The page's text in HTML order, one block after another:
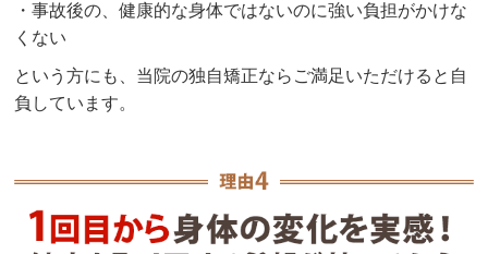
・事故後の、健康的な身体ではないのに強い負担がかけな
くない
という方にも、当院の独自矯正ならご満足いただけると自
負しています。